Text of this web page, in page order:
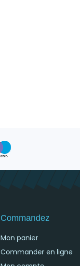
Commandez
Mon panier
Commander en ligne